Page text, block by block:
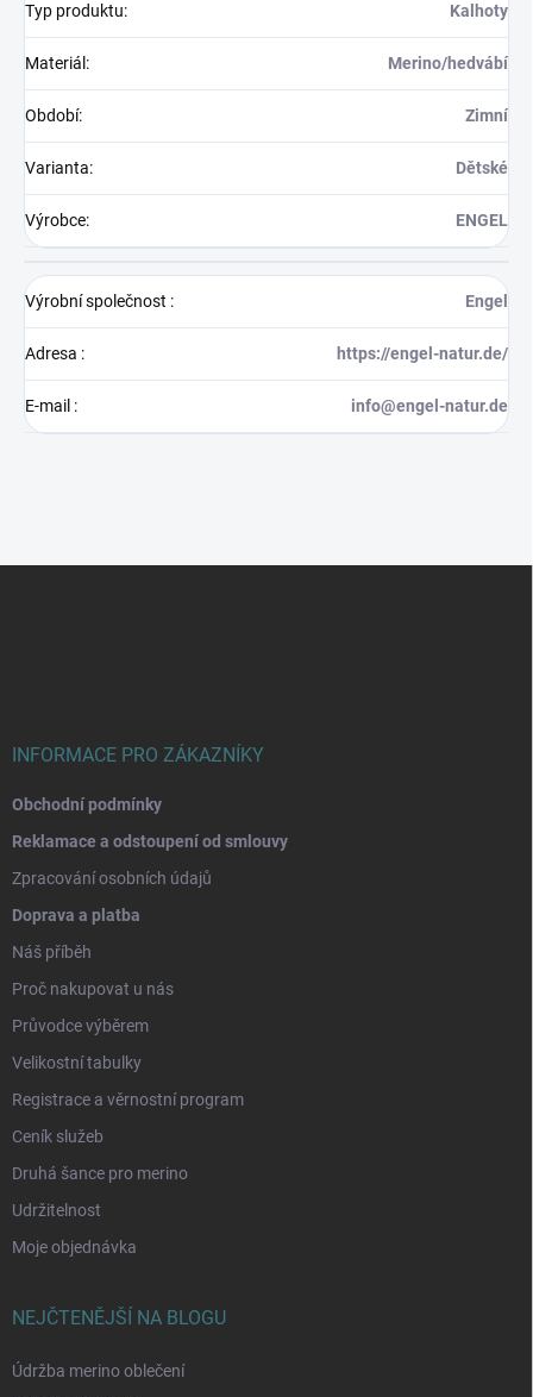
Typ produktu: Kalhoty
Materiál : Merino/hedvábí
Období: Zimní
Varianta: Dětské
Výrobce: ENGEL
Výrobní společnost : Engel
Adresa : https://engel-natur.de/
E-mail : info@engel-natur.de
INFORMACE PRO ZÁKAZNÍKY
Obchodní podmínky
Reklamace a odstoupení od smlouvy
Zpracování osobních údajů
Doprava a platba
Náš příběh
Proč nakupovat u nás
Průvodce výběrem
Velikostní tabulky
Registrace a věrnostní program
Ceník služeb
Druhá šance pro merino
Udržitelnost
Moje objednávka
NEJČTENĚJŠÍ NA BLOGU
Údržba merino oblečení